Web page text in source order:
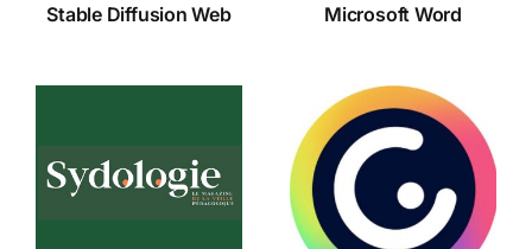
Stable Diffusion Web Microsoft Word
Sydologie.ai Genially